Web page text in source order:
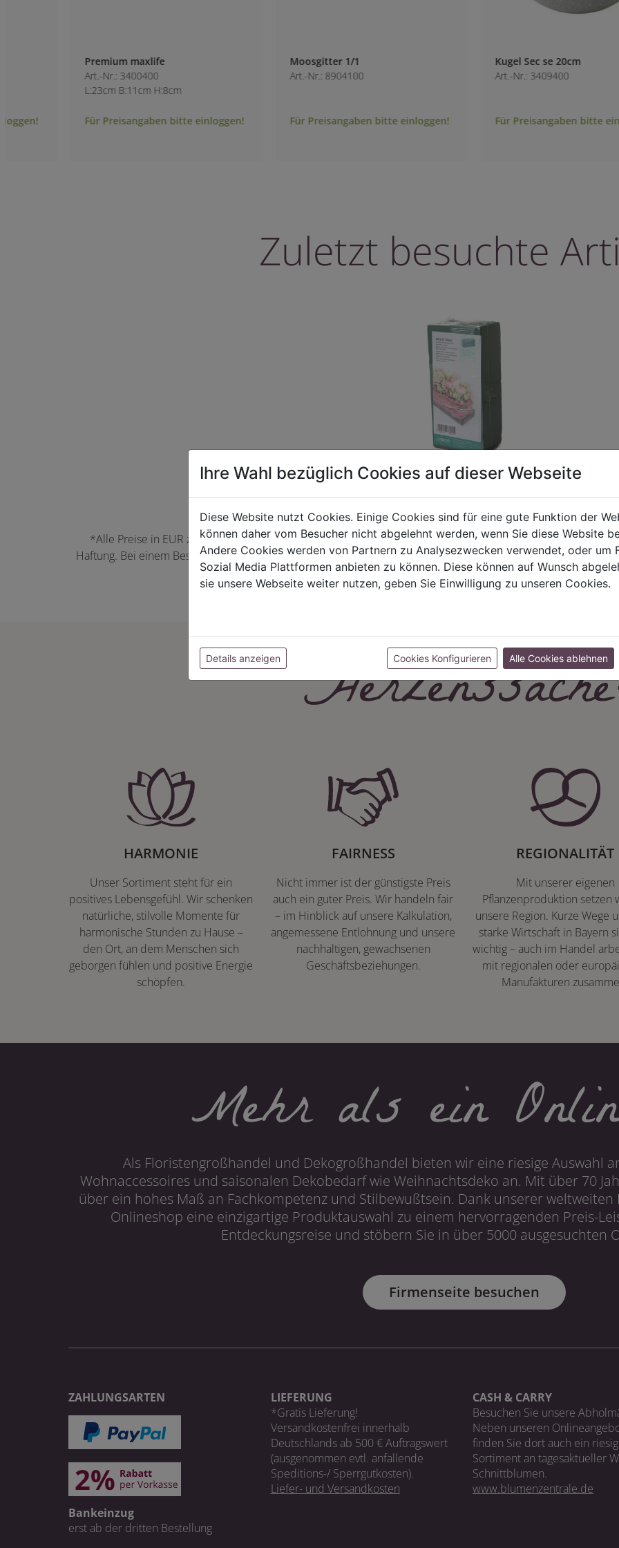
Premium maxlife
Art.-Nr.: 3400400
L:23cm B:11cm H:8cm
Für Preisangaben bitte einloggen!
Moosgitter 1/1
Art.-Nr.: 8904100
Für Preisangaben bitte einloggen!
Kugel Sec se 20cm
Art.-Nr.: 3409400
Für Preisangaben bitte einloggen!
Zuletzt besuchte
*Alle Preise in EUR zzgl. der jeweils gültigen Mehrwertsteuer und Versandkosten. Für Irrtümer und
Haftung. Bei einem Bestellwert unter 50,00 EUR behalten wir uns die Berechnung eines
können Farbabweichungen zwischen der Bildschirmdarstellung und dem
HARMONIE
Unser Sortiment steht für ein
positives Lebensgefühl. Wir schenken
natürliche, stilvolle Momente für
harmonische Stunden zu Hause –
den Ort, an dem Menschen sich
geborgen fühlen und positive Energie
schöpfen.
FAIRNESS
Nicht immer ist der günstigste Preis
auch ein guter Preis. Wir handeln fair
– im Hinblick auf unsere Kalkulation,
angemessene Entlohnung und unsere
nachhaltigen, gewachsenen
Geschäftsbeziehungen.
REGIONALITÄT
Mit unserer eigenen
Pflanzenproduktion setzen
unsere Region. Kurze Wege
starke Wirtschaft in Bayern
wichtig – auch im Handel
mit regionalen oder
Manufakturen
Mehr als ein
Als Floristengroßhandel und Dekogroßhandel bieten wir eine riesige Auswahl
Wohnaccessoires und saisonalen Dekobedarf wie Weihnachtsdeko an. Mit über 70
über ein hohes Maß an Fachkompetenz und Stilbewußtsein. Dank unserer
Onlineshop eine einzigartige Produktauswahl zu einem hervorragenden Preis-
Entdeckungsreise und stöbern Sie in über 5000 ausgesuchten
Firmenseite besuchen
ZAHLUNGSARTEN
Bankeinzug
erst ab der dritten Bestellung
LIEFERUNG
*Gratis Lieferung!
Versandkostenfrei innerhalb
Deutschlands ab 500 € Auftragswert
(ausgenommen evtl. anfallende
Speditions-/ Sperrgutkosten).
Liefer- und Versandkosten
CASH & CARRY
Besuchen Sie unsere
Neben unseren
finden Sie dort auch ein
Sortiment an tagesaktueller
Schnittblumen.
www.blumenzentrale.de
Ihre Wahl bezüglich Cookies auf dieser Webseite
Diese Website nutzt Cookies. Einige Cookies sind für eine gute Funktion der
können daher vom Besucher nicht abgelehnt werden, wenn Sie diese Website
Andere Cookies werden von Partnern zu Analysezwecken verwendet, oder um
Sozial Media Plattformen anbieten zu können. Diese können auf Wunsch
sie unsere Webseite weiter nutzen, geben Sie Einwilligung zu unseren Cookies.
Details anzeigen Cookies Konfigurieren Alle Cookies ablehnen